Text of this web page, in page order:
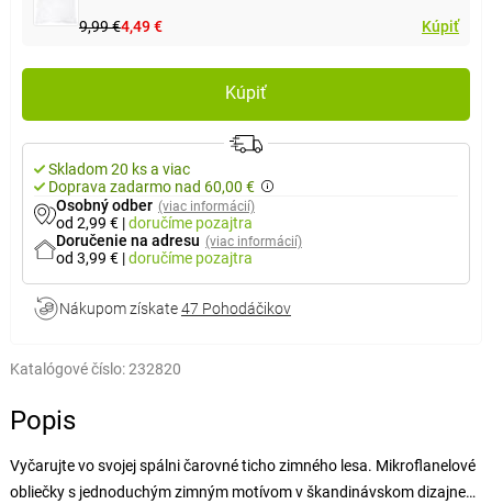
9,99 €4,49 € Kúpiť
Kúpiť
Skladom 20 ks a viac
Doprava zadarmo nad 60,00 €
Osobný odber (viac informácií)
od 2,99 € |doručíme pozajtra
Doručenie na adresu (viac informácií)
od 3,99 € |doručíme pozajtra
Nákupom získate47 Pohodáčikov
Katalógové číslo:232820
Popis
Vyčarujte vo svojej spálni čarovné ticho zimného lesa. Mikroflanelové
obliečky s jednoduchým zimným motívom v škandinávskom dizajne